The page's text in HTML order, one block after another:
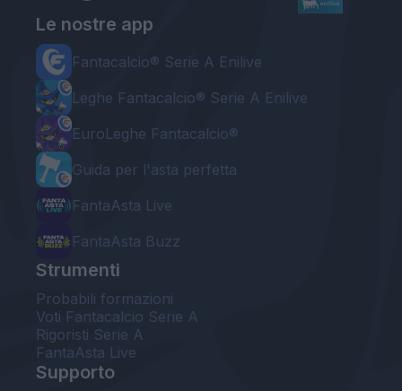
Le nostre app
Fantacalcio® Serie A Enilive
Leghe Fantacalcio® Serie A Enilive
EuroLeghe Fantacalcio®
Guida per l'asta perfetta
FantaAsta Live
FantaAsta Buzz
Strumenti
Probabili formazioni
Voti Fantacalcio Serie A
Rigoristi Serie A
FantaAsta Live
Supporto